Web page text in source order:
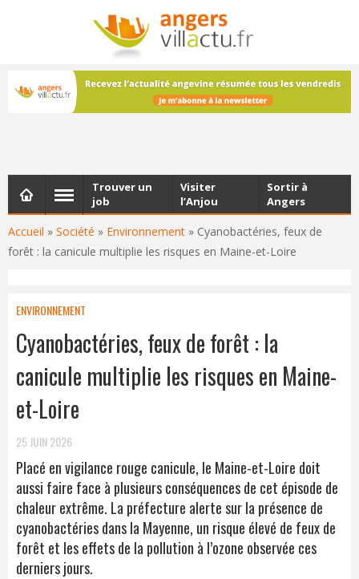
NEWSLETTER
Les dernières actualités d'Angers, chaque vendredi dans
votre boîte e-mail
Accueil » Société » Environnement » Cyanobactéries, feux de
forêt : la canicule multiplie les risques en Maine-et-Loire
Trouver un
job
Visiter
l’Anjou
Sortir à
Angers
ENVIRONNEMENT
Cyanobactéries, feux de forêt : la
canicule multiplie les risques en Maine-
et-Loire
25 JUIN 2026
Placé en vigilance rouge canicule, le Maine-et-Loire doit
aussi faire face à plusieurs conséquences de cet épisode de
chaleur extrême. La préfecture alerte sur la présence de
cyanobactéries dans la Mayenne, un risque élevé de feux de
forêt et les effets de la pollution à l’ozone observée ces
derniers jours.